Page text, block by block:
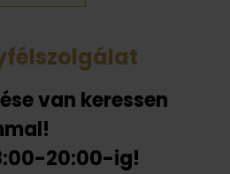
van keressen
20:00-ig!